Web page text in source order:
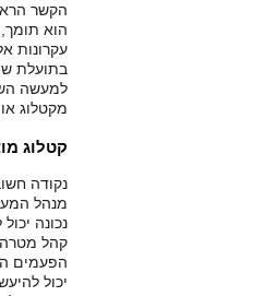
הקשר
הוא
עקרונות
בתועלת
למעשה
מקטלוג
קטלוג
נקודה
מנהל
נכונה
קהל מטרה
הפעמים
יכול